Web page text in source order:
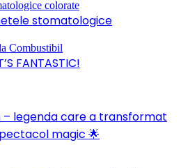
stomatologice
FANTASTIC!
– legenda care a transformat
magic 🌟